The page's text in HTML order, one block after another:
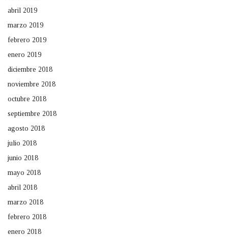
abril 2019
marzo 2019
febrero 2019
enero 2019
diciembre 2018
noviembre 2018
octubre 2018
septiembre 2018
agosto 2018
julio 2018
junio 2018
mayo 2018
abril 2018
marzo 2018
febrero 2018
enero 2018